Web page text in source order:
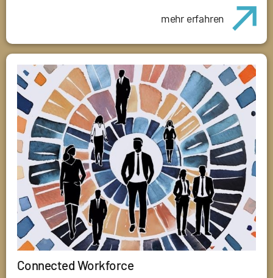
mehr erfahren
Connected Workforce